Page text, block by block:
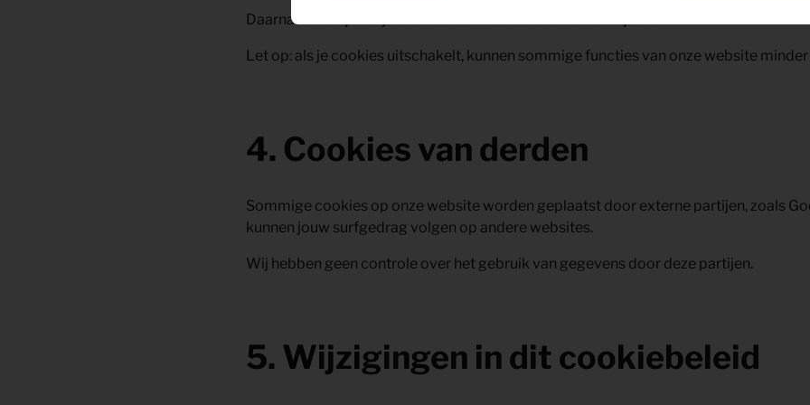
Daarnaast kun je via je browser cookies beheren of verwijderen.
Let op: als je cookies uitschakelt, kunnen sommige functies van onze website
4. Cookies van derden
Sommige cookies op onze website worden geplaatst door externe partijen, zoals
kunnen jouw surfgedrag volgen op andere websites.
Wij hebben geen controle over het gebruik van gegevens door deze partijen.
5. Wijzigingen in dit cookiebeleid